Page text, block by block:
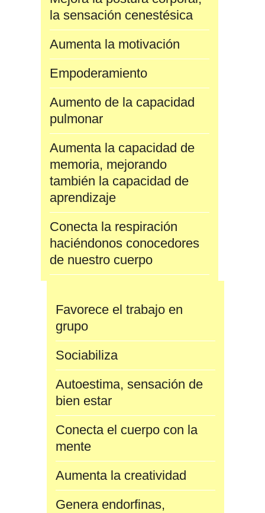
la sensación cenestésica
Aumenta la motivación
Empoderamiento
Aumento de la capacidad
pulmonar
Aumenta la capacidad de
memoria, mejorando
también la capacidad de
aprendizaje
Conecta la respiración
haciéndonos conocedores
de nuestro cuerpo
Favorece el trabajo en
grupo
Sociabiliza
Autoestima, sensación de
bien estar
Conecta el cuerpo con la
mente
Aumenta la creatividad
Genera endorfinas,